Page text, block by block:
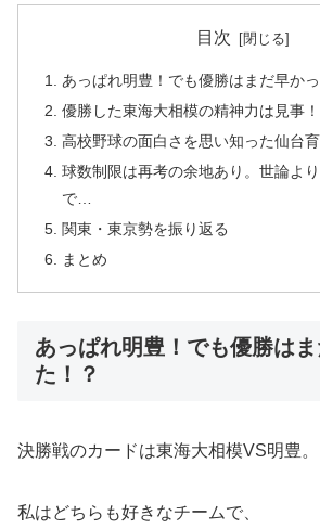
目次
あっぱれ明豊！でも優勝はまだ早か
優勝した東海大相模の精神力は見事！
高校野球の面白さを思い知った仙台
球数制限は再考の余地あり。世論よ
で…
関東・東京勢を振り返る
まとめ
あっぱれ明豊！でも優勝は
た！？
決勝戦のカードは東海大相模VS明豊。
私はどちらも好きなチームで、